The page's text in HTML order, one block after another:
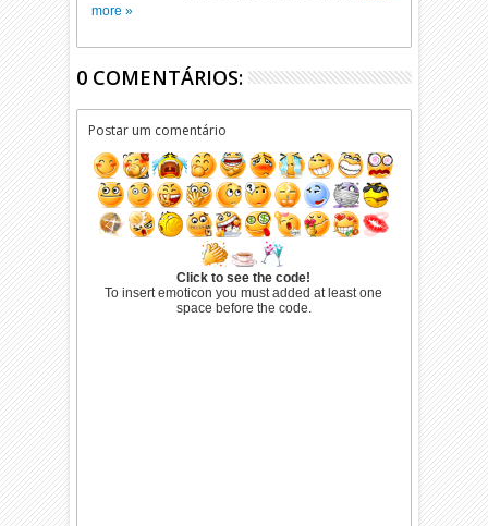
more »
0 COMENTÁRIOS:
Postar um comentário
Click to see the code!
To insert emoticon you must added at least one
space before the code.